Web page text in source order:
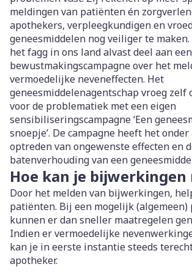
meldingen van patiënten én
apothekers, verpleegkundigen en
geneesmiddelen nog veiliger te
het fagg in ons land alvast deel aan
bewustmakingscampagne over het
vermoedelijke neveneffecten. Het
geneesmiddelenagentschap vroeg zelf
voor de problematiek met een eigen
sensibiliseringscampagne ‘Een
snoepje’. De campagne heeft het
optreden van ongewenste effecten en
batenverhouding van een
Hoe kan je bijwerkingen
Door het melden van bijwerkingen,
patiënten. Bij een mogelijk (algemeen)
kunnen er dan sneller maatregelen
Indien er vermoedelijke
kan je in eerste instantie steeds
apotheker.